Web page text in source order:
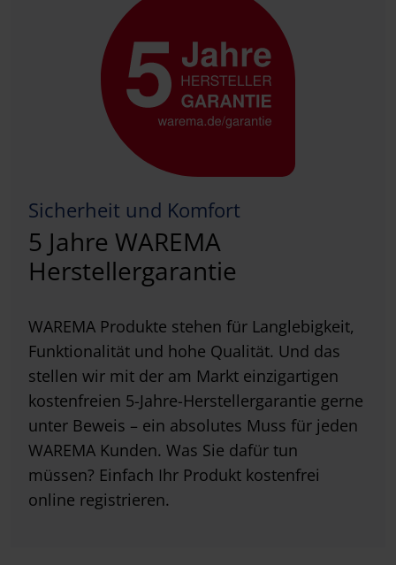
Sicherheit und Komfort
5 Jahre WAREMA
Herstellergarantie
WAREMA Produkte stehen für Langlebigkeit,
Funktionalität und hohe Qualität. Und das
stellen wir mit der am Markt einzigartigen
kostenfreien 5-Jahre-Herstellergarantie gerne
unter Beweis – ein absolutes Muss für jeden
WAREMA Kunden. Was Sie dafür tun
müssen? Einfach Ihr Produkt kostenfrei
online registrieren.